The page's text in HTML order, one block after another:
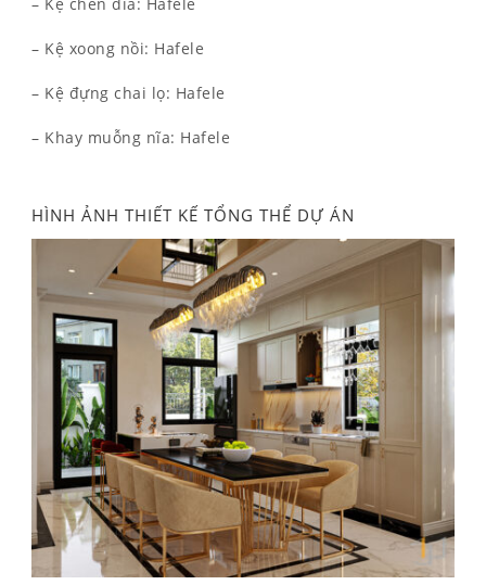
– Kệ xoong nồi: Hafele
– Kệ đựng chai lọ: Hafele
– Khay muỗng nĩa: Hafele
HÌNH ẢNH THIẾT KẾ TỔNG THỂ DỰ ÁN